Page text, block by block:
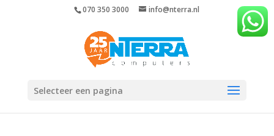
070 350 3000 info@nterra.nl
Selecteer een pagina